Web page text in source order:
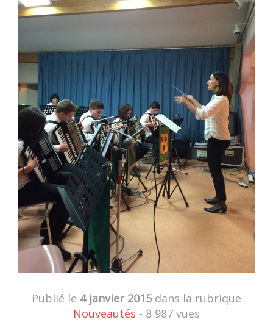
Publié le 4 janvier 2015dans la rubrique
Nouveautés - 8 987 vues